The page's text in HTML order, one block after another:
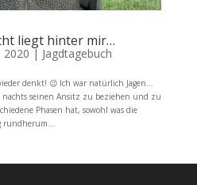
liegt hinter mir…
2020 | Jagdtagebuch
denkt! 😉 Ich war natürlich Jagen…
nachts seinen Ansitz zu beziehen und zu
Phasen hat, sowohl was die